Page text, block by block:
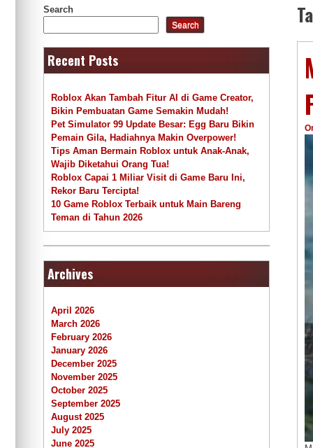
Search
Search
Recent Posts
Roblox Akan Tambah Fitur AI di Game Creator,
Bikin Pembuatan Game Semakin Mudah!
Pet Simulator 99 Update Besar: Egg Baru Bikin
Pemain Gila, Hadiahnya Makin Overpower!
Tips Aman Bermain Roblox untuk Anak-Anak,
Wajib Diketahui Orang Tua!
Roblox Capai 1 Miliar Visit di Game Baru Ini,
Rekor Baru Tercipta!
10 Game Roblox Terbaik untuk Main Bareng
Teman di Tahun 2026
Archives
April 2026
March 2026
February 2026
January 2026
December 2025
November 2025
October 2025
September 2025
August 2025
July 2025
June 2025